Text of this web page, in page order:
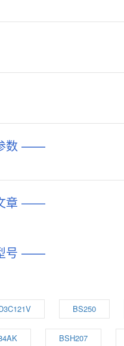
数 ——
章 ——
号 ——
BS250
BSH207